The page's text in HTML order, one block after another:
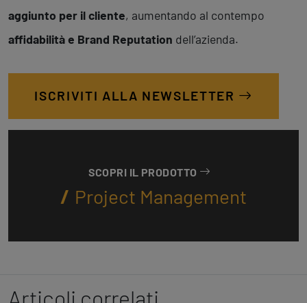
aggiunto per il cliente, aumentando al contempo
affidabilità e Brand Reputation dell’azienda.
ISCRIVITI ALLA NEWSLETTER
SCOPRI IL PRODOTTO
Project Management
Articoli correlati